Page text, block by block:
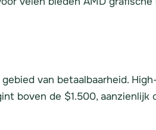
van betaalbaarheid.
boven de $1.500, aanzienlijk